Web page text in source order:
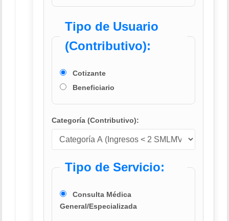
Tipo de Usuario
(Contributivo):
Cotizante
Beneficiario
Categoría (Contributivo):
Tipo de Servicio:
Consulta Médica
General/Especializada